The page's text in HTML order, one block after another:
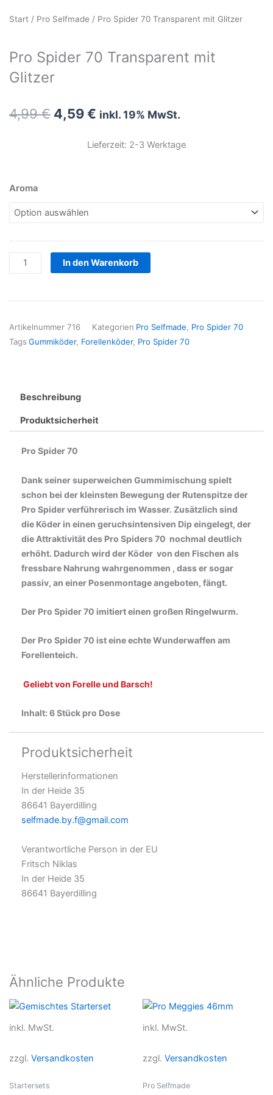
Start / Pro Selfmade / Pro Spider 70 Transparent mit Glitzer
Pro Spider 70 Transparent mit
Glitzer
4,99€ Ursprünglicher
4,59€ Aktueller
ist:
inkl. 19% MwSt.
Lieferzeit: 2-3 Werktage
Aroma
Pro
Spider
70
Glitzer
Menge
In den Warenkorb
Artikelnummer 716 Kategorien Pro Selfmade
Pro Spider 70
Tags Gummiköder, Forellenköder, Pro Spider 70
Beschreibung
Produktsicherheit
Pro Spider 70
Dank seiner superweichen Gummimischung spielt
schon bei der kleinsten Bewegung der Rutenspitze der
Pro Spider verführerisch im Wasser. Zusätzlich sind
die Köder in einen geruchsintensiven Dip eingelegt, der
die Attraktivität des Pro Spiders 70 nochmal deutlich
erhöht. Dadurch wird der Köder von den Fischen als
fressbare Nahrung wahrgenommen , dass er sogar
passiv, an einer Posenmontage angeboten, fängt.
Der Pro Spider 70 imitiert einen großen Ringelwurm.
Der Pro Spider 70 ist eine echte Wunderwaffen am
Forellenteich.
Geliebt von Forelle und Barsch!
Inhalt: 6 Stück pro Dose
Produktsicherheit
Herstellerinformationen
In der Heide 35
86641 Bayerdilling
selfmade.by.f@gmail.com
Verantwortliche Person in der EU
Fritsch Niklas
In der Heide 35
86641 Bayerdilling
Ähnliche Produkte
inkl. MwSt.
zzgl. Versandkosten
Startersets
Dieses
Varianten
inkl. MwSt.
zzgl. Versandkosten
Pro Selfmade